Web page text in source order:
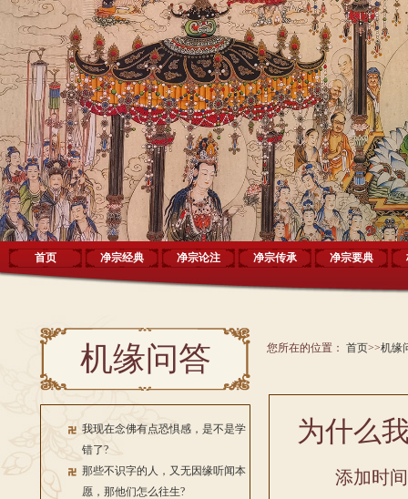
首页 净宗经典 净宗论注 净宗传承 净宗要典
机缘问答
我现在念佛有点恐惧感，是不是学
错了?
那些不识字的人，又无因缘听闻本
愿，那他们怎么往生?
您所在的位置： 首页>>机缘
为什么
添加时